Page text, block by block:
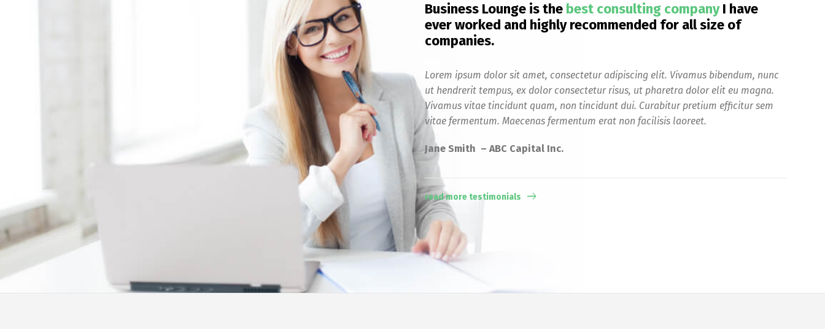
Business Lounge is the best consulting companyI have
ever worked and highly recommended for all size of
companies.
Lorem ipsum dolor sit amet, consectetur adipiscing elit. Vivamus bibendum, nunc
ut hendrerit tempus, ex dolor consectetur risus, ut pharetra dolor elit eu magna.
Vivamus vitae tincidunt quam, non tincidunt dui. Curabitur pretium efficitur sem
vitae fermentum. Maecenas fermentum erat non facilisis laoreet.
Jane Smith – ABC Capital Inc.
read more testimonials